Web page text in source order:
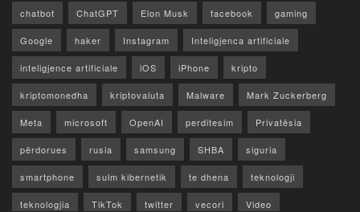
chatbot ChatGPT Elon Musk facebook gaming
Google haker Instagram Inteligjenca artificiale
inteligjence artificiale iOS iPhone kripto
kriptomonedha kriptovaluta Malware Mark Zuckerberg
Meta microsoft OpenAI perditesim Privatësia
përdorues rusia samsung SHBA siguria
smartphone sulm kibernetik te dhena teknologji
teknologjia TikTok twitter vecori Video